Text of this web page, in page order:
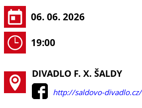
Pořadatelé
06. 06. 2026
19:00
DIVADLO F. X. ŠALDY
http://saldovo-divadlo.cz/